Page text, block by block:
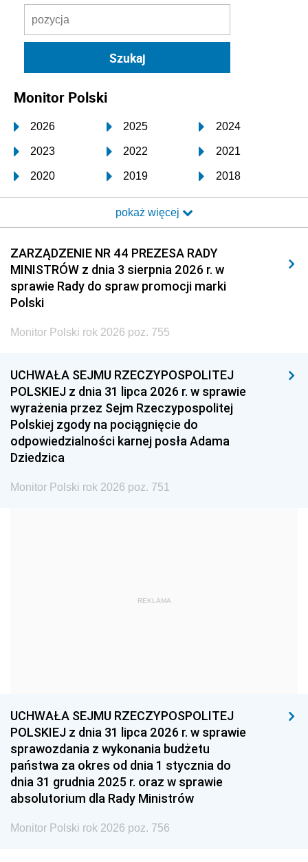
Monitor Polski
2026 2025 2024
2023 2022 2021
2020 2019 2018
2017 2016 2015
2014 2013 2012
2011 2010 2009
2008 2007 2006
2005
1996 1995 1994
1993 1992 1991
1990 1989
1987 1986 1985
1968
1954 1953 1952
1951 1950
1948 1947 1946
1939 1938
pokaż więcej
ZARZĄDZENIE NR 44 PREZESA RADY
MINISTRÓW z dnia 3 sierpnia 2026 r. w
sprawie Rady do spraw promocji marki
Polski
Monitor Polski rok 2026 poz. 755
UCHWAŁA SEJMU RZECZYPOSPOLITEJ
POLSKIEJ z dnia 31 lipca 2026 r. w sprawie
wyrażenia przez Sejm Rzeczypospolitej
Polskiej zgody na pociągnięcie do
odpowiedzialności karnej posła Adama
Dziedzica
Monitor Polski rok 2026 poz. 751
REKLAMA
UCHWAŁA SEJMU RZECZYPOSPOLITEJ
POLSKIEJ z dnia 31 lipca 2026 r. w sprawie
sprawozdania z wykonania budżetu
państwa za okres od dnia 1 stycznia do
dnia 31 grudnia 2025 r. oraz w sprawie
absolutorium dla Rady Ministrów
Monitor Polski rok 2026 poz. 756